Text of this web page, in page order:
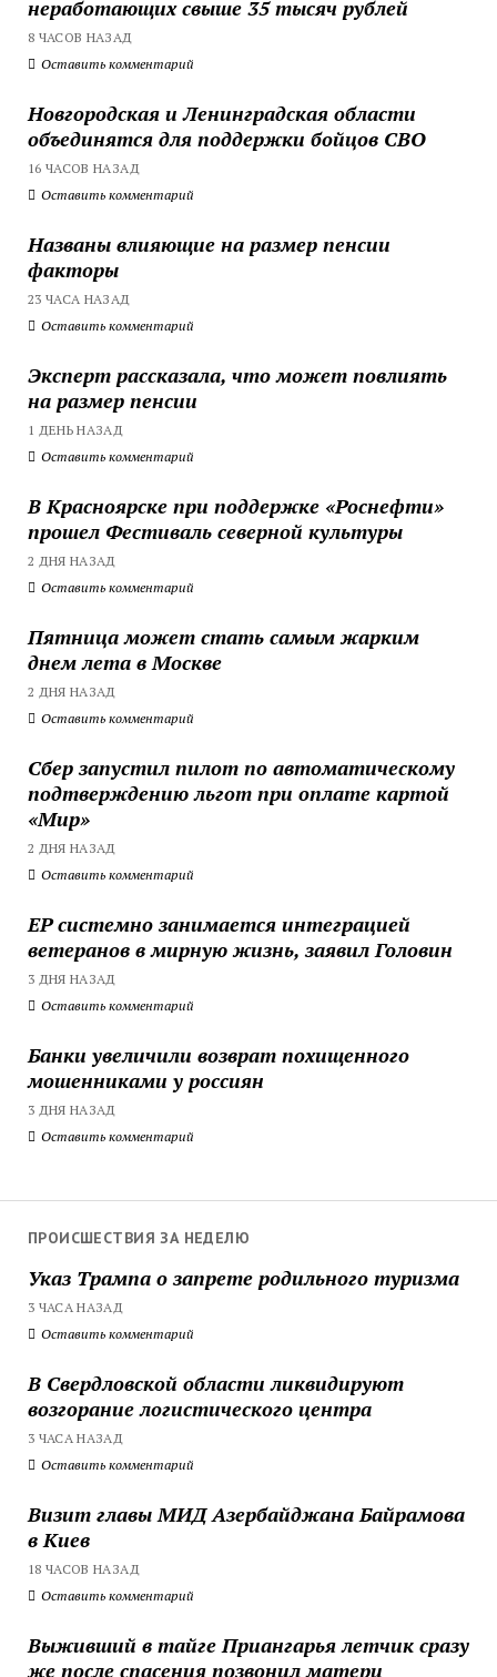
неработающих свыше 35 тысяч рублей
8 ЧАСОВ НАЗАД
Оставить комментарий
Новгородская и Ленинградская области
объединятся для поддержки бойцов СВО
16 ЧАСОВ НАЗАД
Оставить комментарий
Названы влияющие на размер пенсии
факторы
23 ЧАСА НАЗАД
Оставить комментарий
Эксперт рассказала, что может повлиять
на размер пенсии
1 ДЕНЬ НАЗАД
Оставить комментарий
В Красноярске при поддержке «Роснефти»
прошел Фестиваль северной культуры
2 ДНЯ НАЗАД
Оставить комментарий
Пятница может стать самым жарким
днем лета в Москве
2 ДНЯ НАЗАД
Оставить комментарий
Сбер запустил пилот по автоматическому
подтверждению льгот при оплате картой
«Мир»
2 ДНЯ НАЗАД
Оставить комментарий
ЕР системно занимается интеграцией
ветеранов в мирную жизнь, заявил Головин
3 ДНЯ НАЗАД
Оставить комментарий
Банки увеличили возврат похищенного
мошенниками у россиян
3 ДНЯ НАЗАД
Оставить комментарий
ПРОИСШЕСТВИЯ ЗА НЕДЕЛЮ
Указ Трампа о запрете родильного туризма
3 ЧАСА НАЗАД
Оставить комментарий
В Свердловской области ликвидируют
возгорание логистического центра
3 ЧАСА НАЗАД
Оставить комментарий
Визит главы МИД Азербайджана Байрамова
в Киев
18 ЧАСОВ НАЗАД
Оставить комментарий
Выживший в тайге Приангарья летчик сразу
же после спасения позвонил матери